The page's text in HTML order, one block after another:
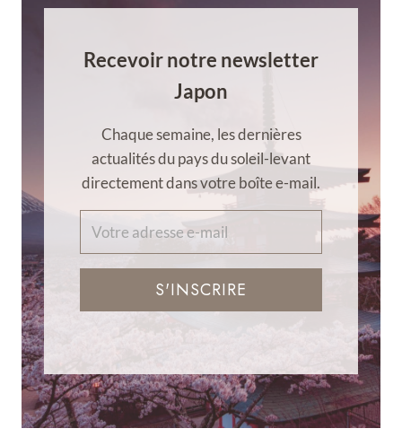
Recevoir notre newsletter
Japon
Chaque semaine, les dernières
actualités du pays du soleil-levant
directement dans votre boîte e-mail.
S'INSCRIRE